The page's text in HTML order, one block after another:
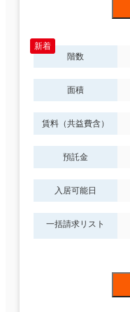
階数
面積
賃料（共益費含）
預託金
入居可能日
一括請求リスト